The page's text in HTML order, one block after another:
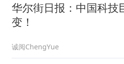
华尔街日报：中国科技
变！
诚阅ChengYue